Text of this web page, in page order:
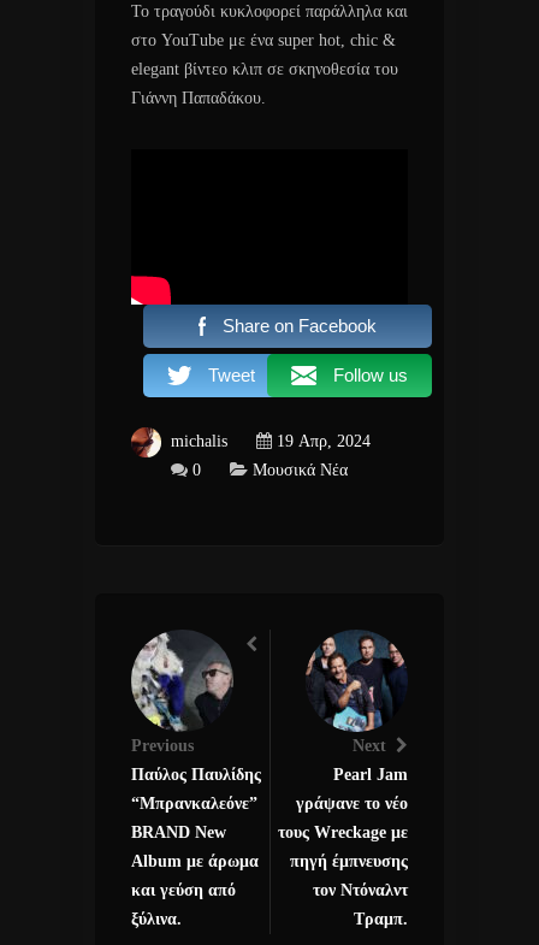
Το τραγούδι κυκλοφορεί παράλληλα και
στο YouTube με ένα super hot, chic &
elegant βίντεο κλιπ σε σκηνοθεσία του
Γιάννη Παπαδάκου.
Share on Facebook
Tweet Follow us
michalis
19 Απρ, 2024
0
Μουσικά Νέα
Previous
Παύλος Παυλίδης
“Μπρανκαλεόνε”
BRAND New
Album με άρωμα
και γεύση από
ξύλινα.
Next
Pearl Jam
γράψανε το νέο
τους Wreckage με
πηγή έμπνευσης
τον Ντόναλντ
Τραμπ.